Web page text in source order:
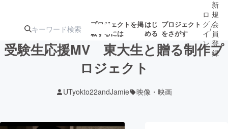
プロジェクトを掲
載するには
はじ
める
プロジェクト
をさがす
ターン
ジェクト
募集終了が近いプ
ロジェクト
ロ
グ
イ
ン
/
新
規
会
員
登
録
受験生応援MV 東大生と贈る制作プ
ロジェクト
UTyokto22andJamie 映像・映画